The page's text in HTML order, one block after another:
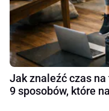
Jak znaleźć czas
9 sposobów, które